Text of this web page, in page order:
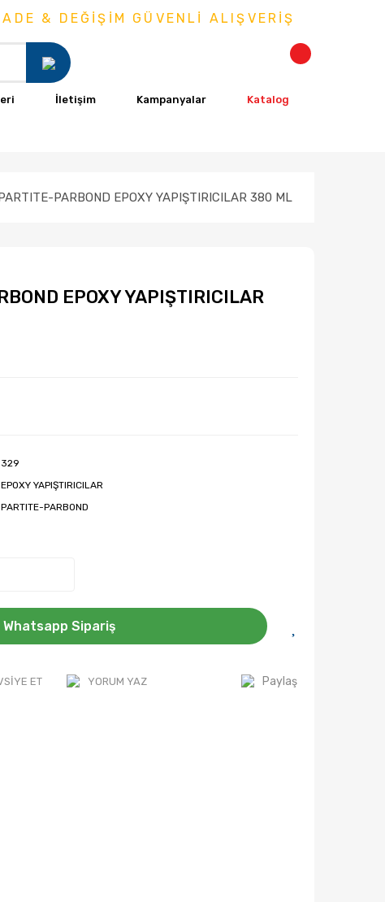
& DEĞİŞİM GÜVENLİ ALIŞVERİŞ
İletişim Kampanyalar Katalog
PARBOND EPOXY YAPIŞTIRICILAR 380 ML
EPOXY YAPIŞTIRICILAR
329
EPOXY YAPIŞTIRICILAR
PARTITE-PARBOND
Whatsapp Sipariş
ET YORUM YAZ Paylaş